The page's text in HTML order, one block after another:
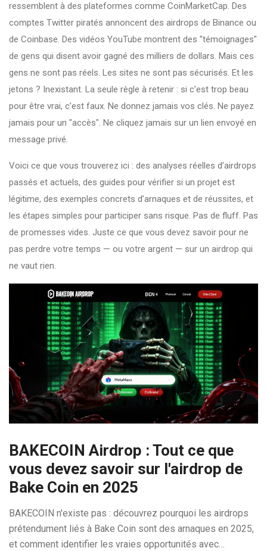
ressemblent à des plateformes comme CoinMarketCap. Des
comptes Twitter piratés annoncent des airdrops de Binance ou
de Coinbase. Des vidéos YouTube montrent des "témoignages"
de gens qui disent avoir gagné des milliers de dollars. Mais ces
gens ne sont pas réels. Les sites ne sont pas sécurisés. Et les
jetons ? Inexistant. La seule règle à retenir : si c’est trop beau
pour être vrai, c’est faux. Ne donnez jamais vos clés. Ne payez
jamais pour un "accès". Ne cliquez jamais sur un lien envoyé en
message privé.
Voici ce que vous trouverez ici : des analyses réelles d’airdrops
passés et actuels, des guides pour vérifier si un projet est
légitime, des exemples concrets d’arnaques et de réussites, et
les étapes simples pour participer sans risque. Pas de fluff. Pas
de promesses vides. Juste ce que vous devez savoir pour ne
pas perdre votre temps — ou votre argent — sur un airdrop qui
ne vaut rien.
BAKECOIN Airdrop : Tout ce que
vous devez savoir sur l'airdrop de
Bake Coin en 2025
BAKECOIN n'existe pas : découvrez pourquoi les airdrops
prétendument liés à Bake Coin sont des arnaques en 2025,
et comment identifier les vraies opportunités avec